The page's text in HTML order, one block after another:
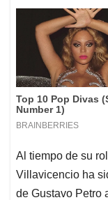
Al tiempo de su
Villavicencio ha
de Gustavo Petro